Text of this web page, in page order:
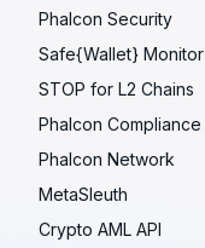
Phalcon Security
Safe{Wallet} Monitor
STOP for L2 Chains
Phalcon Compliance
Phalcon Network
MetaSleuth
Crypto AML API